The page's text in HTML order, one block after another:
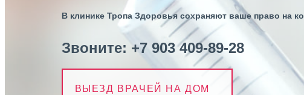
В клинике Тропа Здоровья сохраняют ваше право на
Звоните: +7 903 409-89-28
ВЫЕЗД ВРАЧЕЙ НА ДОМ